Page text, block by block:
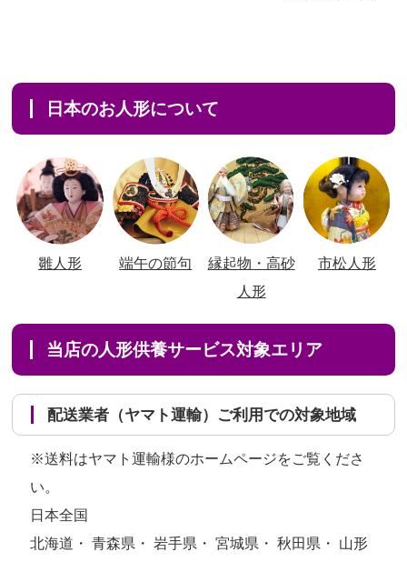
日本のお人形について
雛人形 端午の節句
縁起物・高砂
人形
市松人形
当店の人形供養サービス対象エリア
配送業者（ヤマト運輸）ご利用での対象地域
※送料はヤマト運輸様のホームページをご覧くださ
い。
日本全国
北海道・ 青森県・ 岩手県・ 宮城県・ 秋田県・ 山形